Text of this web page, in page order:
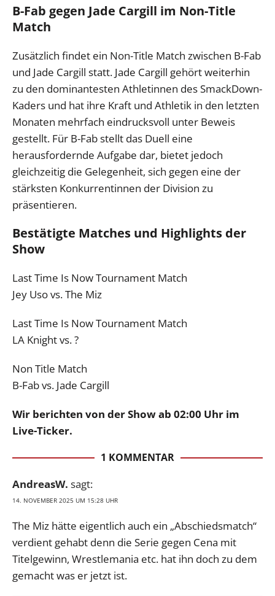
B-Fab gegen Jade Cargill im Non-Title
Match
Zusätzlich findet ein Non-Title Match zwischen B-Fab
und Jade Cargill statt. Jade Cargill gehört weiterhin
zu den dominantesten Athletinnen des SmackDown-
Kaders und hat ihre Kraft und Athletik in den letzten
Monaten mehrfach eindrucksvoll unter Beweis
gestellt. Für B-Fab stellt das Duell eine
herausfordernde Aufgabe dar, bietet jedoch
gleichzeitig die Gelegenheit, sich gegen eine der
stärksten Konkurrentinnen der Division zu
präsentieren.
Bestätigte Matches und Highlights der
Show
Last Time Is Now Tournament Match
Jey Uso vs. The Miz
Last Time Is Now Tournament Match
LA Knight vs. ?
Non Title Match
B-Fab vs. Jade Cargill
Wir berichten von der Show ab 02:00 Uhr im
Live-Ticker.
1 KOMMENTAR
AndreasW. sagt:
14. NOVEMBER 2025 UM 15:28 UHR
The Miz hätte eigentlich auch ein „Abschiedsmatch“
verdient gehabt denn die Serie gegen Cena mit
Titelgewinn, Wrestlemania etc. hat ihn doch zu dem
gemacht was er jetzt ist.